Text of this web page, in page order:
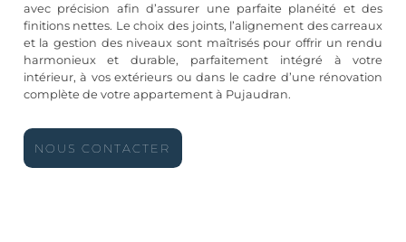
avec précision afin d’assurer une parfaite planéité et des
finitions nettes. Le choix des joints, l’alignement des carreaux
et la gestion des niveaux sont maîtrisés pour offrir un rendu
harmonieux et durable, parfaitement intégré à votre
intérieur, à vos extérieurs ou dans le cadre d’une rénovation
complète de votre appartement à Pujaudran.
NOUS CONTACTER